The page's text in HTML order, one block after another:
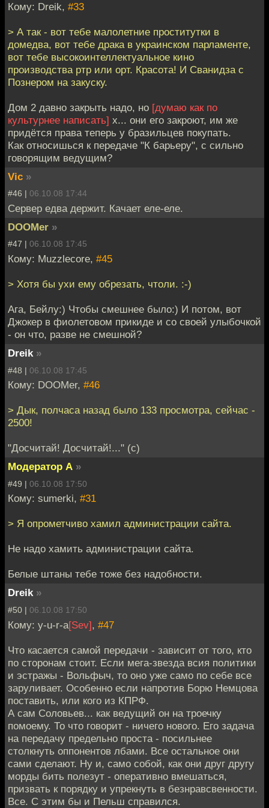
Кому: Dreik, #33
> А так - вот тебе малолетние проститутки в
домедва, вот тебе драка в украинском парламенте,
вот тебе высокоинтеллектуальное кино
производства ртр или орт. Красота! И Сванидза с
Познером на закуску.
Дом 2 давно закрыть надо, но [думаю как по
культурнее написать] х... они его закроют, им же
придётся права теперь у бразильцев покупать.
Как относишься к передаче "К барьеру", с сильно
говорящим ведущим?
Vic »
#46 | 06.10.08 17:44
Сервер едва держит. Качает еле-еле.
DOOMer »
#47 | 06.10.08 17:45
Кому: Muzzlecore, #45
> Хотя бы ухи ему обрезать, чтоли. :-)
Ага, Бейлу:) Чтобы смешнее было:) И потом, вот
Джокер в фиолетовом прикиде и со своей улыбочкой
- он что, разве не смешной?
Dreik »
#48 | 06.10.08 17:45
Кому: DOOMer, #46
> Дык, полчаса назад было 133 просмотра, сейчас -
2500!
"Досчитай! Досчитай!..." (с)
Модератор А »
#49 | 06.10.08 17:50
Кому: sumerki, #31
> Я опрометчиво хамил администрации сайта.
Не надо хамить администрации сайта.
Белые штаны тебе тоже без надобности.
Dreik »
#50 | 06.10.08 17:50
Кому: y-u-r-a[Sev], #47
Что касается самой передачи - зависит от того, кто
по сторонам стоит. Если мега-звезда всия политики
и эстражы - Вольфыч, то оно уже само по себе все
заруливает. Особенно если напротив Борю Немцова
поставить, или кого из КПРФ.
А сам Соловьев... как ведущий он на троечку
помоему. То что говорит - ничего нового. Его задача
на передачу предельно проста - посильнее
столкнуть оппонентов лбами. Все остальное они
сами сделают. Ну и, само собой, как они друг другу
морды бить полезут - оперативно вмешаться,
призвать к порядку и упрекнуть в безнравсвенности.
Все. С этим бы и Пельш справился.